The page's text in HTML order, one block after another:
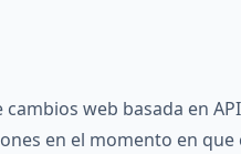
web basada en
en el momento en